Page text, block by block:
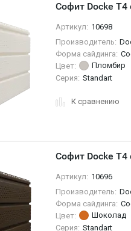
Софит Docke
Артикул: 10698
Производитель:
Форма сайдинга:
Цвет:
Пломбир
Серия: Standart
К сравнению
Софит Docke
Артикул: 10696
Производитель:
Форма сайдинга:
Цвет:
Шоколад
Серия: Standart